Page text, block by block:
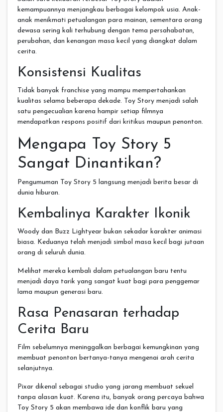
kemampuannya menjangkau berbagai kelompok usia. Anak-
anak menikmati petualangan para mainan, sementara orang
dewasa sering kali terhubung dengan tema persahabatan,
perubahan, dan kenangan masa kecil yang diangkat dalam
cerita.
Konsistensi Kualitas
Tidak banyak franchise yang mampu mempertahankan
kualitas selama beberapa dekade. Toy Story menjadi salah
satu pengecualian karena hampir setiap filmnya
mendapatkan respons positif dari kritikus maupun penonton.
Mengapa Toy Story 5
Sangat Dinantikan?
Pengumuman Toy Story 5 langsung menjadi berita besar di
dunia hiburan.
Kembalinya Karakter Ikonik
Woody dan Buzz Lightyear bukan sekadar karakter animasi
biasa. Keduanya telah menjadi simbol masa kecil bagi jutaan
orang di seluruh dunia.
Melihat mereka kembali dalam petualangan baru tentu
menjadi daya tarik yang sangat kuat bagi para penggemar
lama maupun generasi baru.
Rasa Penasaran terhadap
Cerita Baru
Film sebelumnya meninggalkan berbagai kemungkinan yang
membuat penonton bertanya-tanya mengenai arah cerita
selanjutnya.
Pixar dikenal sebagai studio yang jarang membuat sekuel
tanpa alasan kuat. Karena itu, banyak orang percaya bahwa
Toy Story 5 akan membawa ide dan konflik baru yang